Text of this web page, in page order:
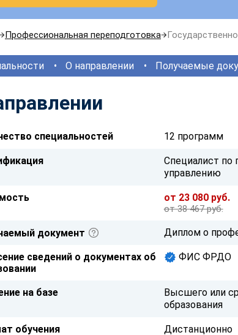
Профессиональная переподготовка
О направлении Получаемые
специальностей 12 программ
Специалист по
управлению
от 23 080 руб.
от 38 467 руб.
документ Диплом о
сведений о документах об
ФИС ФРДО
на базе
Высшего или
образования
обучения Дистанционно